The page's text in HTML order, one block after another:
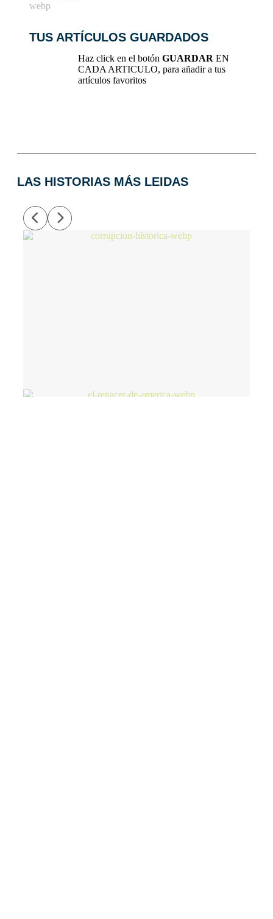
TUS ARTÍCULOS GUARDADOS
Haz click en el botón GUARDAR EN
CADA ARTICULO, para añadir a tus
artículos favoritos
LAS HISTORIAS MÁS LEIDAS